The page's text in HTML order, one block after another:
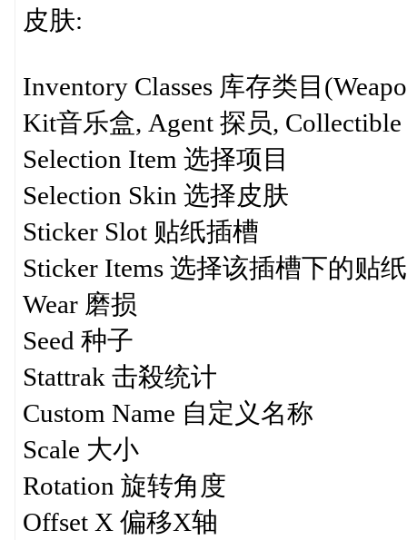
皮肤:
Inventory Classes 库存类目
Kit音乐盒, Agent 探员,
Selection Item 选择项目
Selection Skin 选择皮肤
Sticker Slot 贴纸插槽
Sticker Items 选择该插槽下的贴纸
Wear 磨损
Seed 种子
Stattrak 击殺统计
Custom Name 自定义名称
Scale 大小
Rotation 旋转角度
Offset X 偏移X轴